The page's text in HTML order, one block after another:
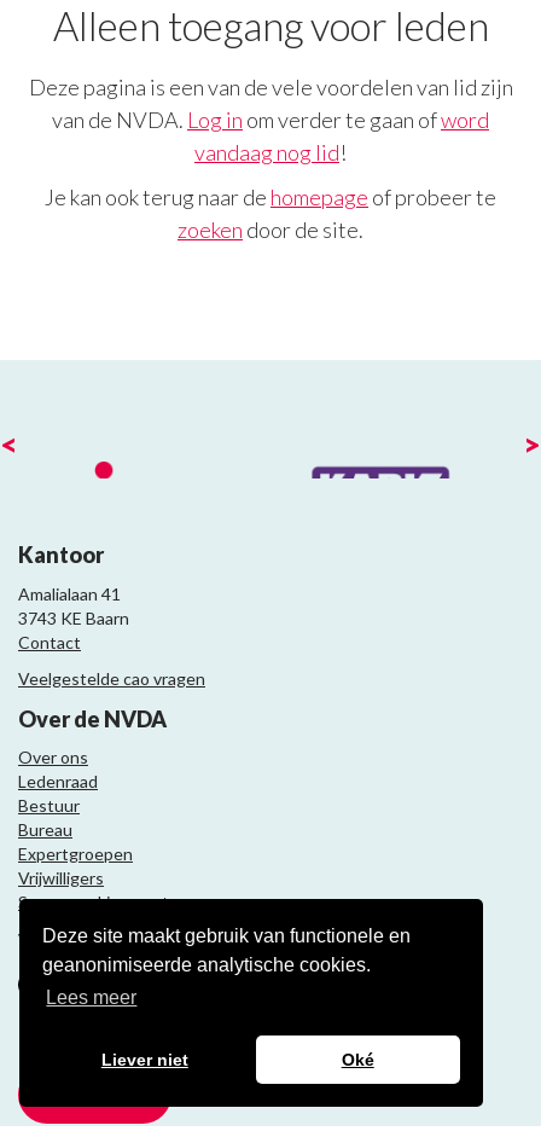
Deze site maakt gebruik van functionele en
geanonimiseerde analytische cookies.
Lees meer
Liever niet Oké
Alleen toegang voor leden
Deze pagina is een van de vele voordelen van lid zijn
van de NVDA. Log in om verder te gaan ofword
vandaag nog lid!
Je kan ook terug naar de homepage of probeer te
zoeken door de site.
< >
Kantoor
Amalialaan 41
3743 KE Baarn
Contact
Veelgestelde cao vragen
Over de NVDA
Over ons
Ledenraad
Bestuur
Bureau
Expertgroepen
Vrijwilligers
Samenwerkingspartners
Volg ons